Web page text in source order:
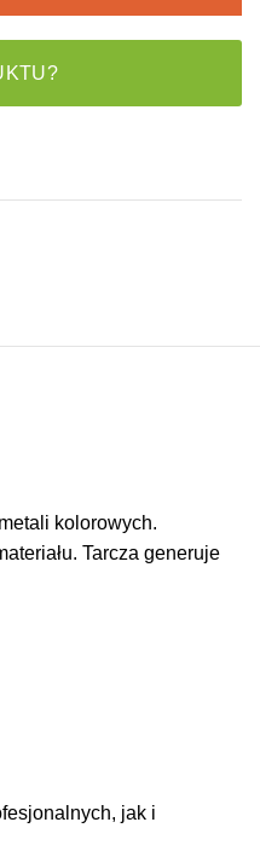
kolorowych.
Tarcza generuje
jak i